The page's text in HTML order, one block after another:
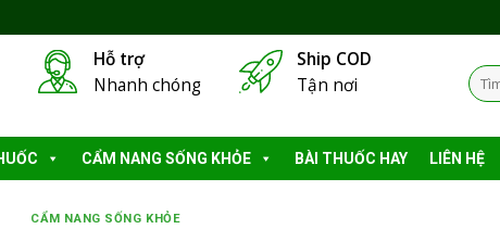
Hỗ trợ
Nhanh chóng
Ship COD
Tận nơi
Tìm
kiếm:
CẨM NANG SỐNG KHỎE BÀI THUỐC HAY LIÊN HỆ
CẨM NANG SỐNG KHỎE